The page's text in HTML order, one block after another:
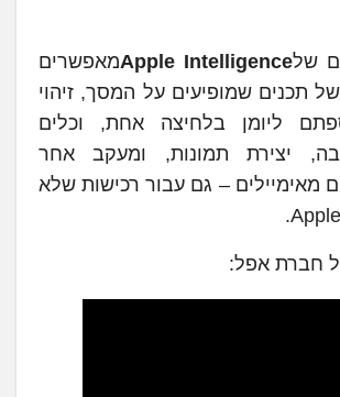
שלApple Intelligenceמאפשרים
תכנים שמופיעים על המסך, זיהוי
ליומן בלחיצה אחת, וכלים
יצירת תמונות, ומעקב אחר
מאימיילים – גם עבור רכישות שלא
חברת אפל: